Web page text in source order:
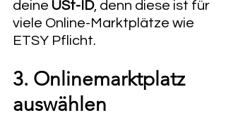
deine USt-ID, denn diese ist für
viele Online-Marktplätze wie
ETSY Pflicht.
3. Onlinemarktplatz
auswählen